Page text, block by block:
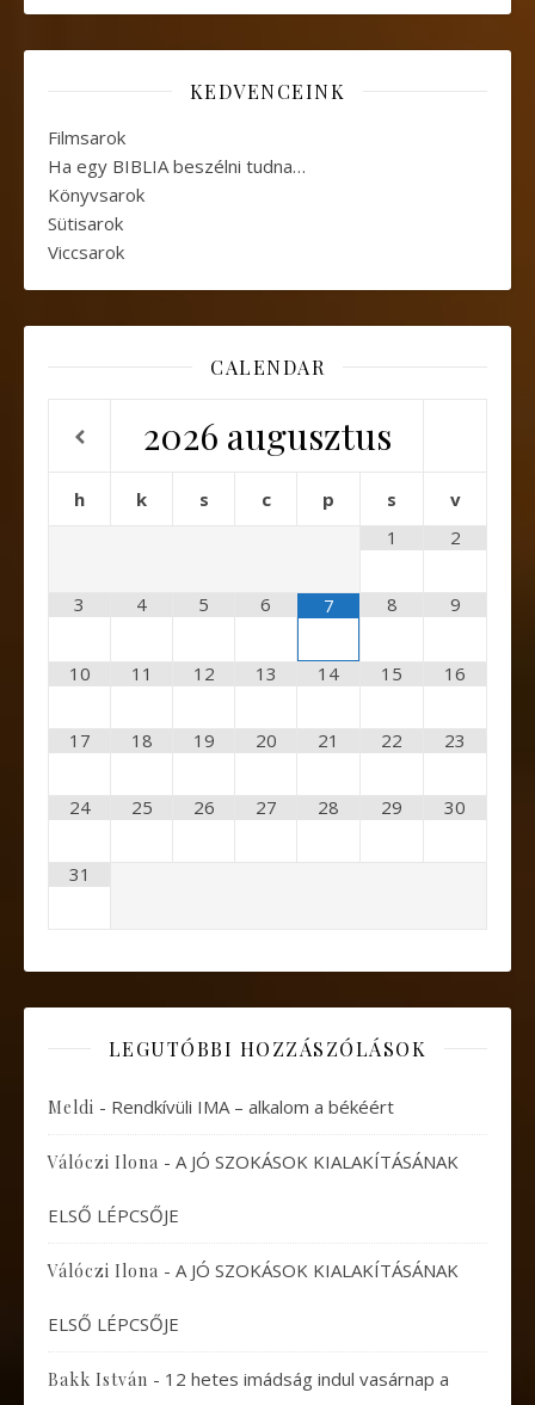
KEDVENCEINK
Filmsarok
Ha egy BIBLIA beszélni tudna…
Könyvsarok
Sütisarok
Viccsarok
CALENDAR
2026 augusztus
h k s c p s
v
1
2
3 4 5 6 7 8 9
10 11 12 13 14 15 16
17 18 19 20 21 22 23
24 25 26 27 28 29 30
31
LEGUTÓBBI HOZZÁSZÓLÁSOK
Meldi - Rendkívüli IMA – alkalom a békéért
Válóczi Ilona - A JÓ SZOKÁSOK KIALAKÍTÁSÁNAK
ELSŐ LÉPCSŐJE
Válóczi Ilona - A JÓ SZOKÁSOK KIALAKÍTÁSÁNAK
ELSŐ LÉPCSŐJE
Bakk István - 12 hetes imádság indul vasárnap a